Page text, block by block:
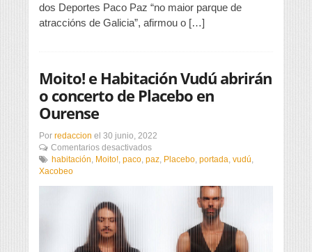
dos Deportes Paco Paz “no maior parque de
atraccións de Galicia”, afirmou o […]
Moito! e Habitación Vudú abrirán
o concerto de Placebo en
Ourense
Por redaccion el 30 junio, 2022
Comentarios desactivadosen
Moito!
concerto
habitación, Moito!, paco, paz, Placebo, portada, vudú,
Xacobeo